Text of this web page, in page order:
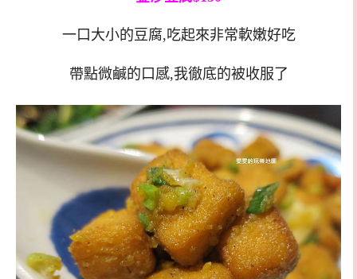
一口大小的豆腐,吃起來非常軟嫩好吃
帶點微鹹的口感,我徹底的被收服了